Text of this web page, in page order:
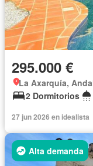
295.000 €
La Axarquía,
2 Dormitorios
27 jun 2026 en idealista
Alta demanda